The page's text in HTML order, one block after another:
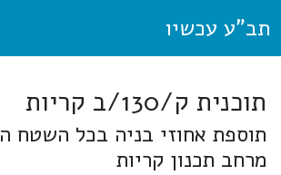
תב"ע עכשיו
תוכנית ק/130/ב קריות
תוספת אחוזי בניה בכל השטח
מרחב תכנון קריות